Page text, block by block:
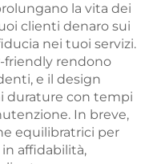
la vita dei
clienti denaro sui
nei tuoi servizi.
friendly rendono
e il design
durature con tempi
In breve,
equilibratrici per
affidabilità,